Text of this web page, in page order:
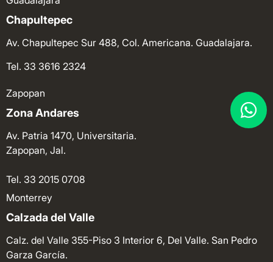
Chapultepec
Av. Chapultepec Sur 488, Col. Americana. Guadalajara.
Tel. 33 3616 2324
Zapopan
Zona Andares
Av. Patria 1470, Universitaria.
Zapopan, Jal.
Tel. 33 2015 0708
Monterrey
Calzada del Valle
Calz. del Valle 355-Piso 3 Interior 6, Del Valle. San Pedro
Garza García.